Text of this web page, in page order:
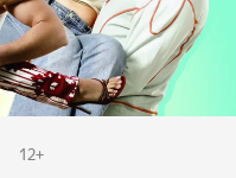
12+